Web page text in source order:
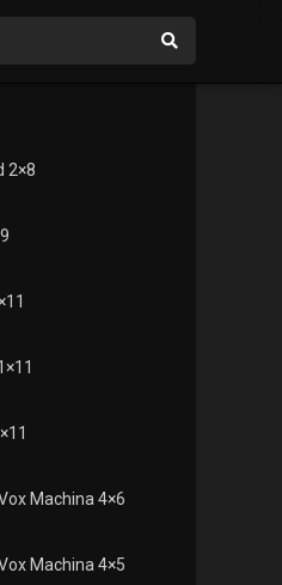
2×8
Machina 4×6
Machina 4×5